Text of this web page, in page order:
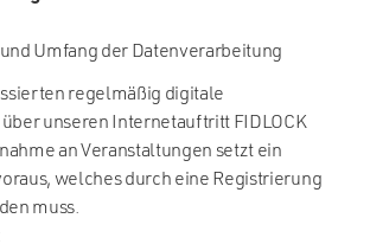
Umfang der Datenverarbeitung
regelmäßig digitale
unseren Internetauftritt FIDLOCK
an Veranstaltungen setzt ein
welches durch eine Registrierung
muss.